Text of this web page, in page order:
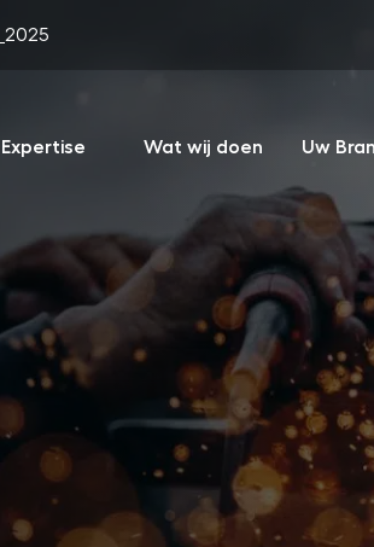
2025
Expertise Wat wij doen Uw